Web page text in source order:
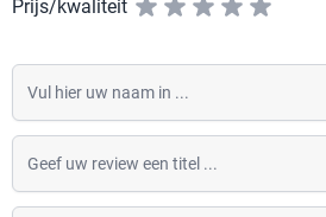
Prijs/kwaliteit
Vul hier uw naam in
Geef uw review een titel
Omschrijf je ervaring